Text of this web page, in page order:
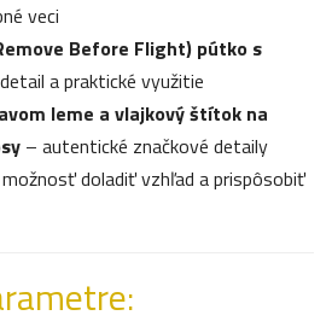
veci
Before Flight) pútko s
a praktické využitie
leme a vlajkový štítok na
– autentické značkové detaily
doladiť vzhľad a prispôsobiť